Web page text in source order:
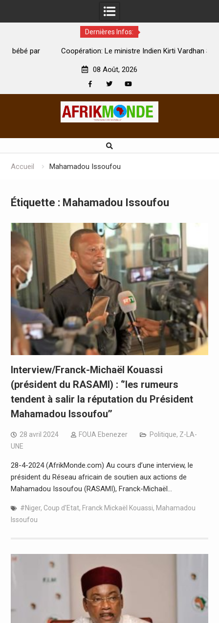
Dernières Infos:
Coopération: Le ministre Indien Kirti Vardhan Singh à
08 Août, 2026
Accueil Mahamadou Issoufou
Étiquette : Mahamadou Issoufou
Interview/Franck-Michaël Kouassi
(président du RASAMI) : ‘’les rumeurs
tendent à salir la réputation du Président
Mahamadou Issoufou’’
28 avril 2024 FOUA Ebenezer Politique, Z-LA-
UNE
28-4-2024 (AfrikMonde.com) Au cours d’une interview, le
président du Réseau africain de soutien aux actions de
Mahamadou Issoufou (RASAMI), Franck-Michaël…
#Niger, Coup d'Etat, Franck Mickaël Kouassi, Mahamadou
Issoufou